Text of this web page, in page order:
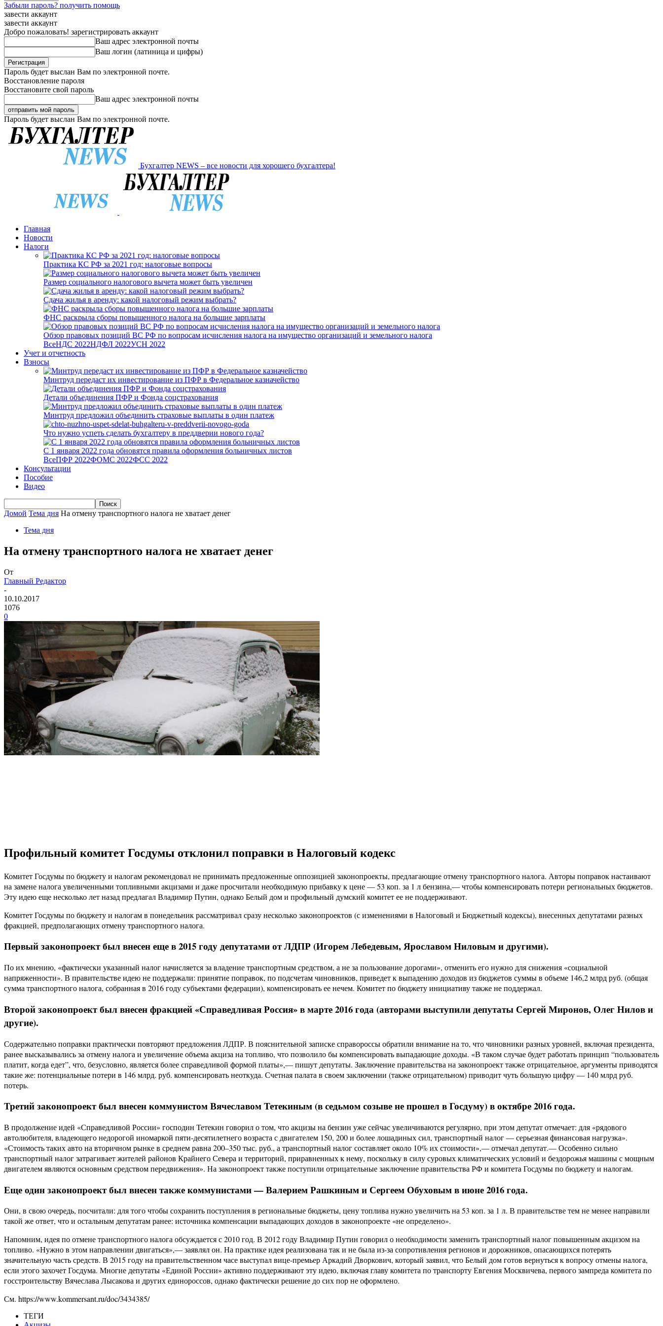
Забыли пароль? получить помощь
завести аккаунт
завести аккаунт
Добро пожаловать! зарегистрировать аккаунт
Ваш адрес электронной почты
Ваш логин (латиница и цифры)
Пароль будет выслан Вам по электронной почте.
Восстановление пароля
Восстановите свой пароль
Ваш адрес электронной почты
Пароль будет выслан Вам по электронной почте.
Бухгалтер NEWS – все новости для хорошего бухгалтера!
Главная
Новости
Налоги
Практика КС РФ за 2021 год: налоговые вопросы
Размер социального налогового вычета может быть увеличен
Сдача жилья в аренду: какой налоговый режим выбрать?
ФНС раскрыла сборы повышенного налога на большие зарплаты
Обзор правовых позиций ВС РФ по вопросам исчисления налога на имущество организаций и земельного налога
ВсеНДС 2022НДФЛ 2022УСН 2022
Учет и отчетность
Взносы
Минтруд передаст их инвестирование из ПФР в Федеральное казначейство
Детали объединения ПФР и Фонда соцстрахования
Минтруд предложил объединить страховые выплаты в один платеж
Что нужно успеть сделать бухгалтеру в преддверии нового года?
С 1 января 2022 года обновятся правила оформления больничных листов
ВсеПФР 2022ФОМС 2022ФСС 2022
Консультации
Пособие
Видео
Домой Тема дня На отмену транспортного налога не хватает денег
Тема дня
На отмену транспортного налога не хватает денег
От
Главный Редактор
-
10.10.2017
1076
0
Профильный комитет Госдумы отклонил поправки в Налоговый кодекс
Комитет Госдумы по бюджету и налогам рекомендовал не принимать предложенные оппозицией законопроекты, предлагающие отмену транспортного налога. Авторы поправок настаивают
на замене налога увеличенными топливными акцизами и даже просчитали необходимую прибавку к цене — 53 коп. за 1 л бензина,— чтобы компенсировать потери региональных бюджетов.
Эту идею еще несколько лет назад предлагал Владимир Путин, однако Белый дом и профильный думский комитет ее не поддерживают.
Комитет Госдумы по бюджету и налогам в понедельник рассматривал сразу несколько законопроектов (с изменениями в Налоговый и Бюджетный кодексы), внесенных депутатами разных
фракцией, предполагающих отмену транспортного налога.
Первый законопроект был внесен еще в 2015 году депутатами от ЛДПР (Игорем Лебедевым, Ярославом Ниловым и другими).
По их мнению, «фактически указанный налог начисляется за владение транспортным средством, а не за пользование дорогами», отменить его нужно для снижения «социальной
напряженности». В правительстве идею не поддержали: принятие поправок, по подсчетам чиновников, приведет к выпадению доходов из бюджетов суммы в объеме 146,2 млрд руб. (общая
сумма транспортного налога, собранная в 2016 году субъектами федерации), компенсировать ее нечем. Комитет по бюджету инициативу также не поддержал.
Второй законопроект был внесен фракцией «Справедливая Россия» в марте 2016 года (авторами выступили депутаты Сергей Миронов, Олег Нилов и
другие).
Содержательно поправки практически повторяют предложения ЛДПР. В пояснительной записке справороссы обратили внимание на то, что чиновники разных уровней, включая президента,
ранее высказывались за отмену налога и увеличение объема акциза на топливо, что позволило бы компенсировать выпадающие доходы. «В таком случае будет работать принцип “пользователь
платит, когда едет”, что, безусловно, является более справедливой формой платы»,— пишут депутаты. Заключение правительства на законопроект также отрицательное, аргументы приводятся
такие же: потенциальные потери в 146 млрд. руб. компенсировать неоткуда. Счетная палата в своем заключении (также отрицательном) приводит чуть большую цифру — 140 млрд руб.
потерь.
Третий законопроект был внесен коммунистом Вячеславом Тетекиным (в седьмом созыве не прошел в Госдуму) в октябре 2016 года.
В продолжение идей «Справедливой России» господин Тетекин говорил о том, что акцизы на бензин уже сейчас увеличиваются регулярно, при этом депутат отмечает: для «рядового
автолюбителя, владеющего недорогой иномаркой пяти-десятилетнего возраста с двигателем 150, 200 и более лошадиных сил, транспортный налог — серьезная финансовая нагрузка».
«Стоимость таких авто на вторичном рынке в среднем равна 200–350 тыс. руб., а транспортный налог составляет около 10% их стоимости»,— отмечал депутат.— Особенно сильно
транспортный налог затрагивает жителей районов Крайнего Севера и территорий, приравненных к нему, поскольку в силу суровых климатических условий и бездорожья машины с мощным
двигателем являются основным средством передвижения». На законопроект также поступили отрицательные заключение правительства РФ и комитета Госдумы по бюджету и налогам.
Еще один законопроект был внесен также коммунистами — Валерием Рашкиным и Сергеем Обуховым в июне 2016 года.
Они, в свою очередь, посчитали: для того чтобы сохранить поступления в региональные бюджеты, цену топлива нужно увеличить на 53 коп. за 1 л. В правительстве тем не менее направили
такой же ответ, что и остальным депутатам ранее: источника компенсации выпадающих доходов в законопроекте «не определено».
Напомним, идея по отмене транспортного налога обсуждается с 2010 год. В 2012 году Владимир Путин говорил о необходимости заменить транспортный налог повышенным акцизом на
топливо. «Нужно в этом направлении двигаться»,— заявлял он. На практике идея реализована так и не была из-за сопротивления регионов и дорожников, опасающихся потерять
значительную часть средств. В 2015 году на правительственном часе выступал вице-премьер Аркадий Дворкович, который заявил, что Белый дом готов вернуться к вопросу отмены налога,
если этого захочет Госдума. Многие депутаты «Единой России» активно поддерживают эту идею, включая главу комитета по транспорту Евгения Москвичева, первого зампреда комитета по
госстроительству Вячеслава Лысакова и других единороссов, однако фактически решение до сих пор не оформлено.
См. https://www.kommersant.ru/doc/3434385/
ТЕГИ